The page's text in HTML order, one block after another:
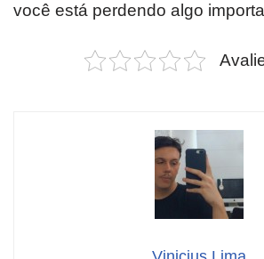
você está perdendo algo